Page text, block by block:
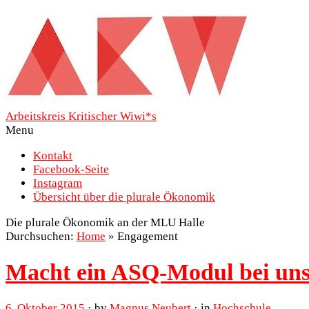
Arbeitskreis Kritischer Wiwi*s
Menu
Kontakt
Facebook-Seite
Instagram
Übersicht über die plurale Ökonomik
Die plurale Ökonomik an der MLU Halle
Durchsuchen: Home » Engagement
Macht ein ASQ-Modul bei